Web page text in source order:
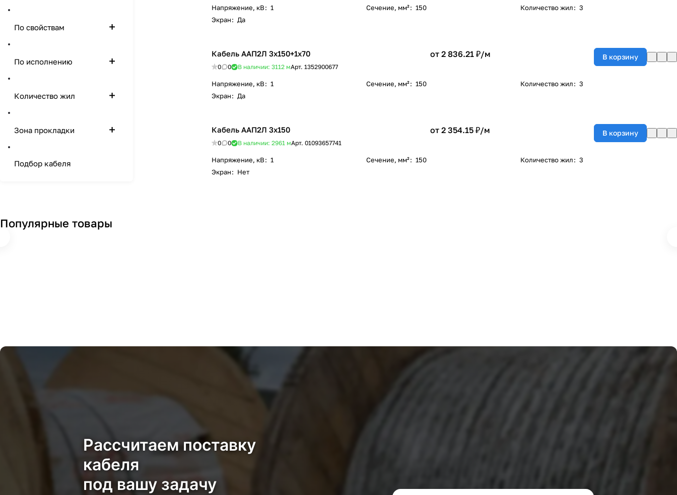
Напряжение, кВ: 1 Сечение, мм²: 150 Количество жил: 3
Экран: Да
Кабель ААП2Л 3х150+1х70
0 0 В наличии: 3112 мАрт. 1352900677
от 2 836.21 ₽/м В корзину
Напряжение, кВ: 1 Сечение, мм²: 150 Количество жил: 3
Экран: Да
Кабель ААП2Л 3х150
0 0 В наличии: 2961 мАрт. 01093657741
от 2 354.15 ₽/м В корзину
Напряжение, кВ: 1 Сечение, мм²: 150 Количество жил: 3
Экран: Нет
Популярные товары
По свойствам
По исполнению
Количество жил
Зона прокладки
Подбор кабеля
Рассчитаем поставку
кабеля
под вашу задачу